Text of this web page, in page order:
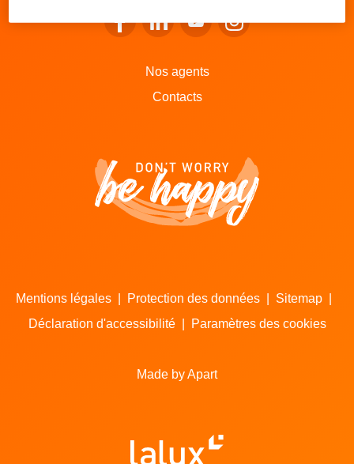
Se rendre sur le facebook de LALUX
Se rendre sur le Linkedin de
Se rendre sur le youtube de
Se rendre sur
Nos agents
Contacts
Mentions légales Protection des données Sitemap
Déclaration d'accessibilité
Paramètres des cookies
Made by Apart